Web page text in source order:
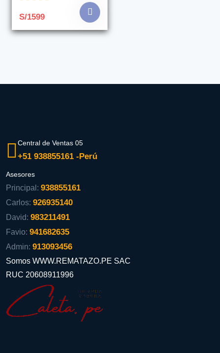
S/1599
Central de Ventas 05
+51 938855161 -Perú
Asesores
Principal: 938855161
Carlos: 926935140
David: 983211491
Favio: 941682635
Admin: 913093456
Somos WWW.REMATAZO.PE SAC
RUC 20608911996